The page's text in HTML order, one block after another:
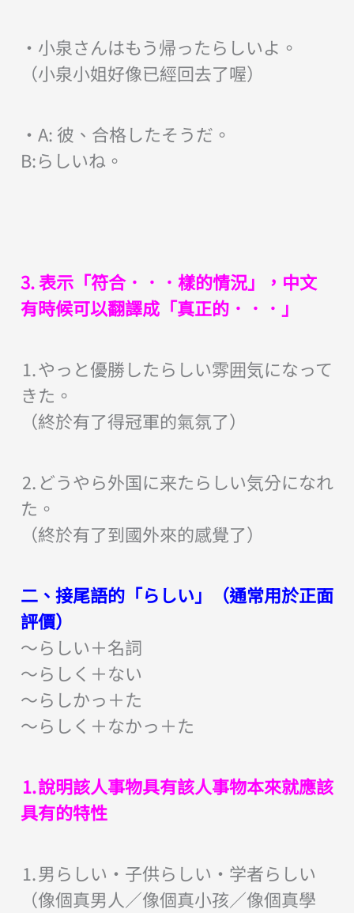
・小泉さんはもう帰ったらしいよ。
（小泉小姐好像已經回去了喔）
・A: 彼、合格したそうだ。
B:らしいね。
3. 表示「符合．．．樣的情況」，中文
有時候可以翻譯成「真正的．．．」
⒈やっと優勝したらしい雰囲気になって
きた。
（終於有了得冠軍的氣氛了）
⒉どうやら外国に来たらしい気分になれ
た。
（終於有了到國外來的感覺了）
二、接尾語的「らしい」（通常用於正面
評價）
～らしい＋名詞
～らしく＋ない
～らしかっ＋た
～らしく＋なかっ＋た
⒈說明該人事物具有該人事物本來就應該
具有的特性
⒈男らしい・子供らしい・学者らしい
（像個真男人／像個真小孩／像個真學